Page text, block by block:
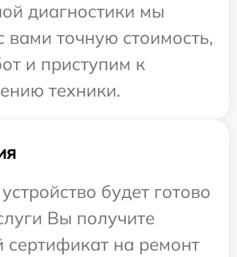
диагностики мы
вами точную стоимость,
и приступим к
техники.
будет готово
Вы получите
на ремонт